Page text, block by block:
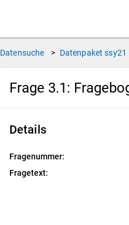
Datensuche > Datenpaket ssy21
Frage 3.1:
Details
Fragenummer:
Fragetext: